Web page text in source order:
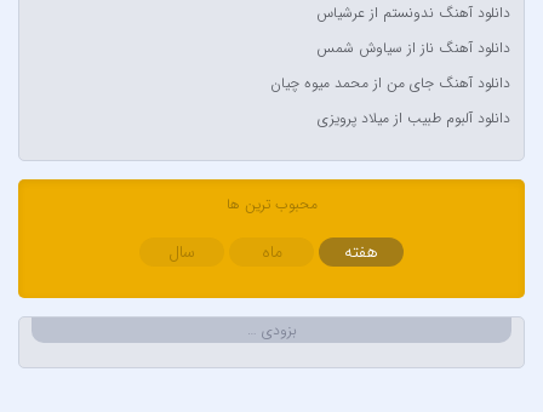
Bilal Sonses & Deniz Toprak
Burak Buluk & Zara & Kurtuluş Kuş
دانلود آهنگ ندونستم از عرشیاس
دانلود آهنگ ناز از سیاوش شمس
دانلود آهنگ جای من از محمد میوه چیان
دانلود آلبوم طبیب از میلاد پرویزی
محبوب ترین ها
هفته ماه سال
بزودی …